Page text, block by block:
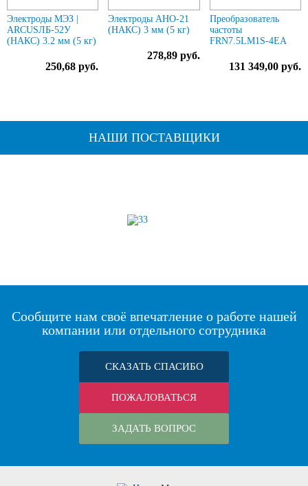
Электроды МЭЗ |
ARCUSЛБ-52У
(НАКС) 3.2 мм (5 кг)
250,68 руб.
Электроды АНО-21
(НАКС) 3 мм (5 кг)
278,89 руб.
Преобразователь
частоты
FRN7.5LM1S-4EA
131 349,00 руб.
НАШИ ПОСТАВЩИКИ
Сообщите нам своё впечатление о работе нашей
компании или отдельного сотрудника
СКАЗАТЬ СПАСИБО
ПОЖАЛОВАТЬСЯ
ЗАДАТЬ ВОПРОС